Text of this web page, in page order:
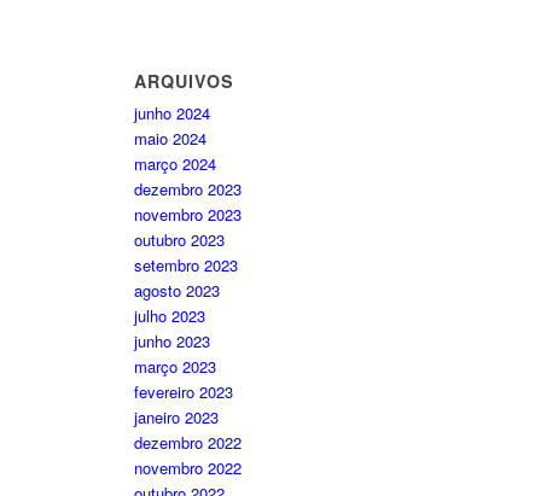
ARQUIVOS
junho 2024
maio 2024
março 2024
dezembro 2023
novembro 2023
outubro 2023
setembro 2023
agosto 2023
julho 2023
junho 2023
março 2023
fevereiro 2023
janeiro 2023
dezembro 2022
novembro 2022